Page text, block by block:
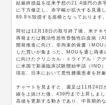
結最終損益を従来予想の21.4億円の
に下方修正し、赤字幅が拡大する見通
89.8％毀損する規模となっております。
同社は12月18日の取引終了後、米テキ
再発または難治性急性骨髄性白血病（
開発推進に向け、非拘束的覚書（
した買いが集まった。MOUを通じ両
に向けたクリニカル・トライアル・ア
に米国で新薬臨床試験開始申請（IND
現在、日本において悪性腫瘍患者を対
チャートを見ますと、週足は11月24日
線を上抜けた後、439円まで上昇しま
高値を更新する動きであり、中長期的